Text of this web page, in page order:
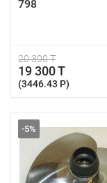
798
20 300 T
19 300 T
(3446.43 P)
-5%